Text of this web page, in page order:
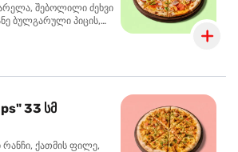
შებოლილი ძეხვი
ბულგარული პიცის,
33 სმ
ქათმის ფილე,